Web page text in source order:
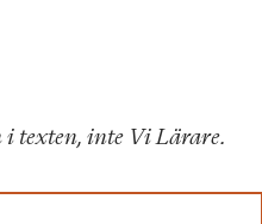
i texten, inte Vi Lärare.